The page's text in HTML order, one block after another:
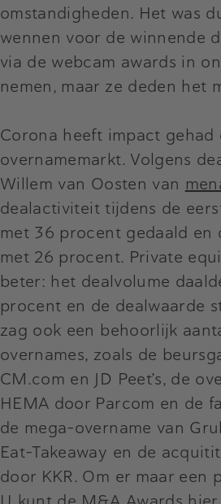
omstandigheden. Het was
wennen voor de winnende
via de webcam awards in
nemen, maar ze deden het
Corona heeft impact gehad
overnamemarkt. Volgens
Willem van Oosten van
dealactiviteit tijdens de
met 36 procent gedaald en
met 26 procent. Private
beter: het dealvolume
procent en de dealwaarde
zag ook een behoorlijk
overnames, zoals de
CM.com en JD Peet’s, de
HEMA door Parcom en de
de mega-overname van
Eat-Takeaway en de
door KKR. Om er maar een